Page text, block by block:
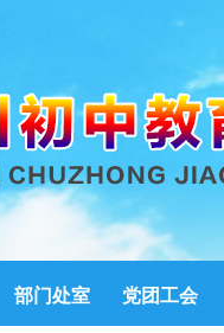
部门处室 党团工会